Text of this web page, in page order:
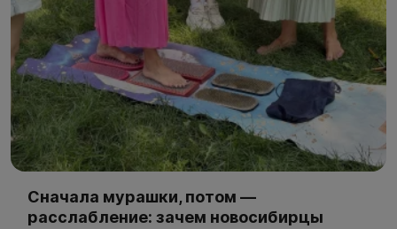
Сначала мурашки, потом —
расслабление: зачем новосибирцы